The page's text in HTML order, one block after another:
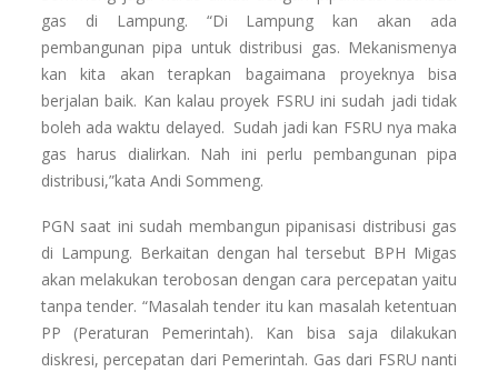
gas di Lampung. “Di Lampung kan akan ada
pembangunan pipa untuk distribusi gas. Mekanismenya
kan kita akan terapkan bagaimana proyeknya bisa
berjalan baik. Kan kalau proyek FSRU ini sudah jadi tidak
boleh ada waktu delayed. Sudah jadi kan FSRU nya maka
gas harus dialirkan. Nah ini perlu pembangunan pipa
distribusi,”kata Andi Sommeng.
PGN saat ini sudah membangun pipanisasi distribusi gas
di Lampung. Berkaitan dengan hal tersebut BPH Migas
akan melakukan terobosan dengan cara percepatan yaitu
tanpa tender. “Masalah tender itu kan masalah ketentuan
PP (Peraturan Pemerintah). Kan bisa saja dilakukan
diskresi, percepatan dari Pemerintah. Gas dari FSRU nanti